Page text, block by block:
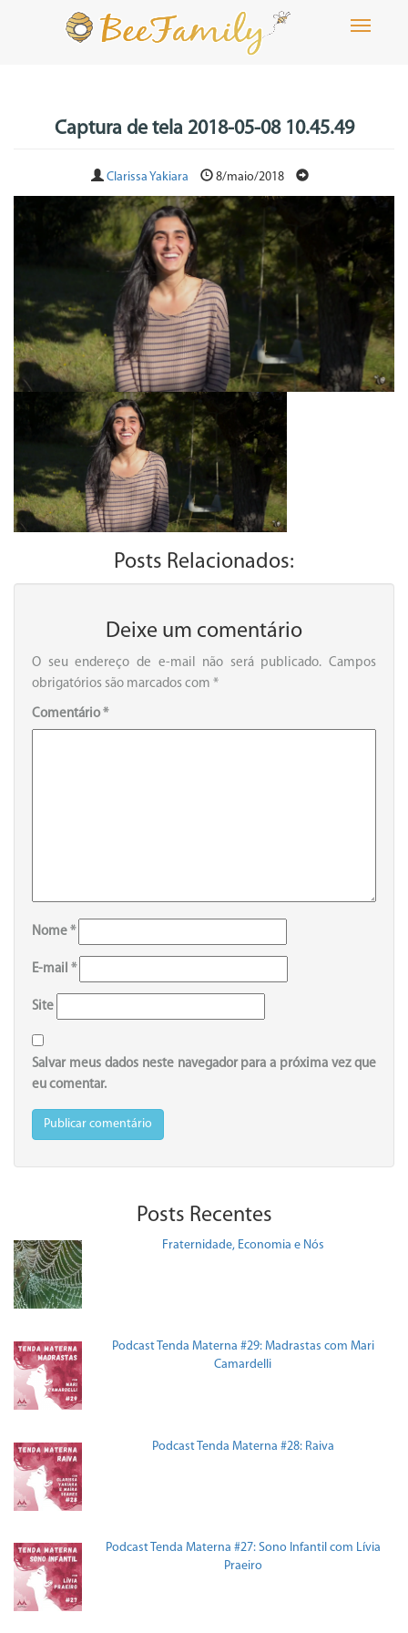
Toggle
Captura de tela 2018-05-08 10.45.49
Clarissa Yakiara 8/maio/2018
Posts Relacionados:
Deixe um comentário
O seu endereço de e-mail não será publicado. Campos
obrigatórios são marcados com *
Comentário*
Nome *
E-mail *
Site
Salvar meus dados neste navegador para a próxima vez que
eu comentar.
Posts Recentes
Fraternidade, Economia e Nós
Podcast Tenda Materna #29: Madrastas com Mari
Camardelli
Podcast Tenda Materna #28: Raiva
Podcast Tenda Materna #27: Sono Infantil com Lívia
Praeiro